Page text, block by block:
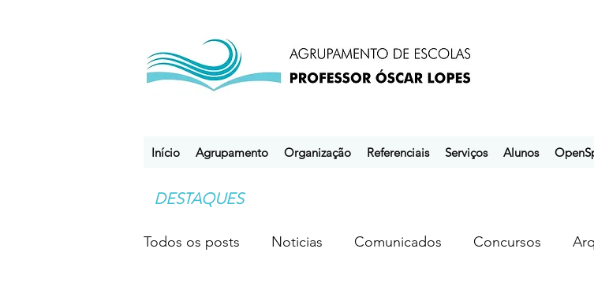
Início Agrupamento Organização Referenciais Serviços Alunos
DESTAQUES
Todos os posts Noticias Comunicados Concursos